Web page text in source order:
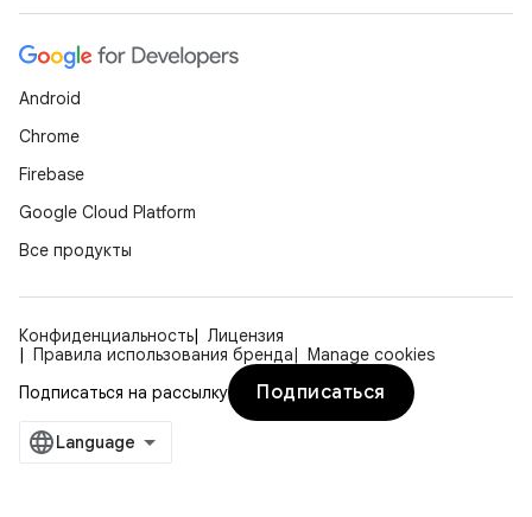
Android
Chrome
Firebase
Google Cloud Platform
Все продукты
Конфиденциальность
Лицензия
Правила использования бренда
Manage cookies
Подписаться на рассылку
Подписаться